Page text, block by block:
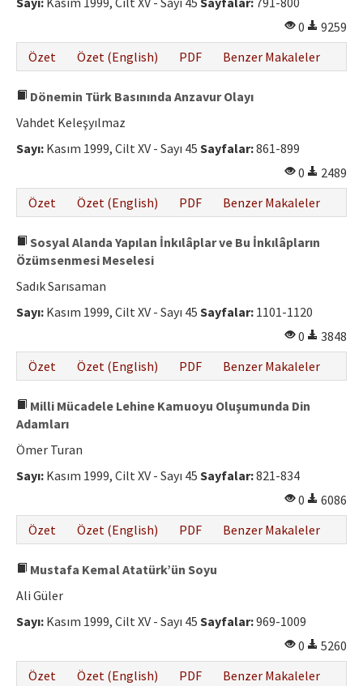
0
9259
Özet
Özet (English) PDF Benzer Makaleler
Dönemin Türk Basınında Anzavur Olayı
Vahdet Keleşyılmaz
Sayı: Kasım 1999, Cilt XV - Sayı 45 Sayfalar:861-899
0
2489
Özet
Özet (English) PDF Benzer Makaleler
Sosyal Alanda Yapılan İnkılâplar ve Bu İnkılâpların
Özümsenmesi Meselesi
Sadık Sarısaman
Sayı: Kasım 1999, Cilt XV - Sayı 45 Sayfalar: 1101-1120
0
3848
Özet
Özet (English) PDF Benzer Makaleler
Milli Mücadele Lehine Kamuoyu Oluşumunda Din
Adamları
Ömer Turan
Sayı: Kasım 1999, Cilt XV - Sayı 45 Sayfalar:821-834
0
6086
Özet
Özet (English) PDF Benzer Makaleler
Mustafa Kemal Atatürk’ün Soyu
Ali Güler
Sayı: Kasım 1999, Cilt XV - Sayı 45 Sayfalar:969-1009
0
5260
Özet
Özet (English) PDF Benzer Makaleler